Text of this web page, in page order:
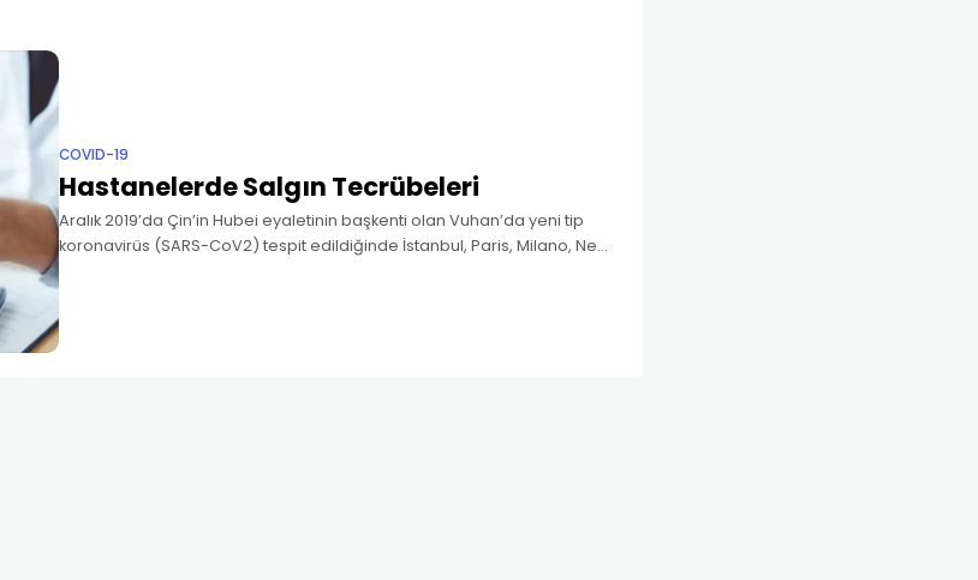
COVID-19
Hastanelerde Salgın Tecrübeleri
Aralık 2019’da Çin’in Hubei eyaletinin başkenti olan Vuhan’da yeni tip
koronavirüs (SARS-CoV2) tespit edildiğinde İstanbul, Paris, Milano, New
York ve benzeri birçok metropolde yaşayan çoğu insan, olayın ucunun
kendisine dokunabileceğini